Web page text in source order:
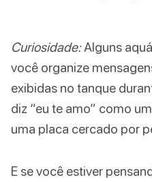
Curiosidade:Alguns
você organize
exibidas no tanque
diz “eu te amo” como
uma placa cercado por
E se você estiver